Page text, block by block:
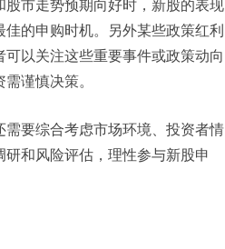
的申购时机。另外某些政策红利
以关注这些重要事件或政策动向
谨慎决策。
要综合考虑市场环境、投资者情
和风险评估，理性参与新股申